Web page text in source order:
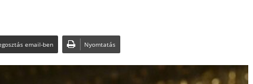
email-ben Nyomtatás